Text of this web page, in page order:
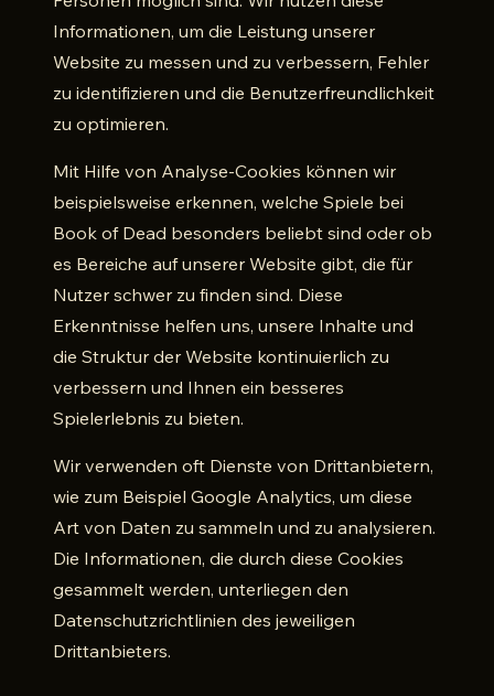
Informationen, um die Leistung unserer
Website zu messen und zu verbessern, Fehler
zu identifizieren und die Benutzerfreundlichkeit
zu optimieren.
Mit Hilfe von Analyse-Cookies können wir
beispielsweise erkennen, welche Spiele bei
Book of Dead besonders beliebt sind oder ob
es Bereiche auf unserer Website gibt, die für
Nutzer schwer zu finden sind. Diese
Erkenntnisse helfen uns, unsere Inhalte und
die Struktur der Website kontinuierlich zu
verbessern und Ihnen ein besseres
Spielerlebnis zu bieten.
Wir verwenden oft Dienste von Drittanbietern,
wie zum Beispiel Google Analytics, um diese
Art von Daten zu sammeln und zu analysieren.
Die Informationen, die durch diese Cookies
gesammelt werden, unterliegen den
Datenschutzrichtlinien des jeweiligen
Drittanbieters.